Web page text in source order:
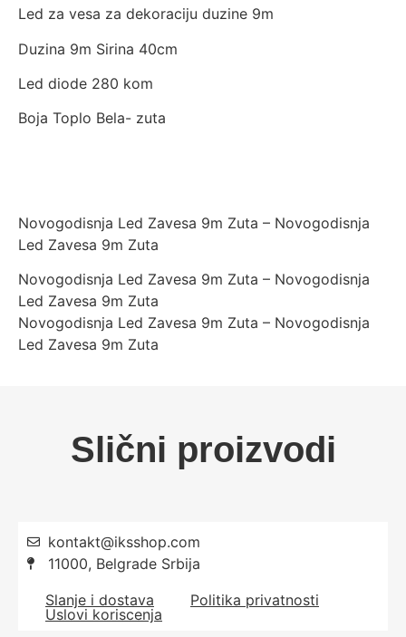
Led za vesa za dekoraciju duzine 9m
Duzina 9m Sirina 40cm
Led diode 280 kom
Boja Toplo Bela- zuta
Novogodisnja Led Zavesa 9m Zuta – Novogodisnja
Led Zavesa 9m Zuta
Novogodisnja Led Zavesa 9m Zuta – Novogodisnja
Led Zavesa 9m Zuta
Novogodisnja Led Zavesa 9m Zuta – Novogodisnja
Led Zavesa 9m Zuta
Slični proizvodi
kontakt@iksshop.com
11000, Belgrade Srbija
Slanje i dostava
Politika privatnosti
Uslovi koriscenja